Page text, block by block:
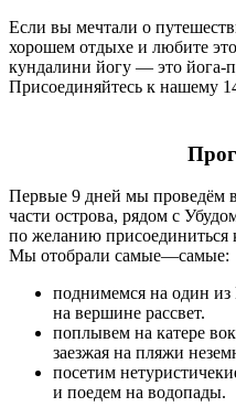
Если вы мечтали о
хорошем отдыхе и любите
кундалини йогу — это йога-
Присоединяйтесь к нашему
Первые 9 дней мы проведём
части острова, рядом с
по желанию присоединиться
Мы отобрали самые—самые:
поднимемся на один из
на вершине рассвет.
поплывем на катере
заезжая на пляжи
посетим
и поедем на водопады.